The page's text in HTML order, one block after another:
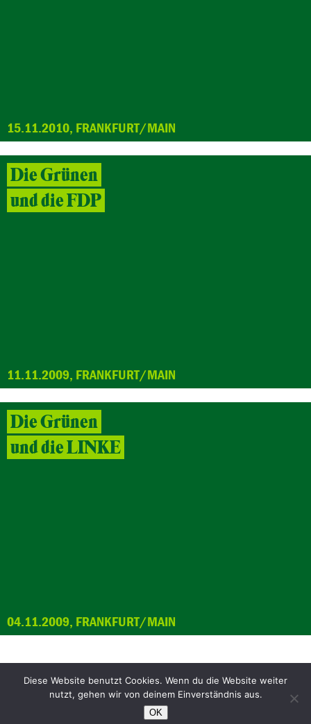
15.11.2010, FRANKFURT/MAIN
Die Grünen
und die FDP
11.11.2009, FRANKFURT/MAIN
Die Grünen
und die LINKE
04.11.2009, FRANKFURT/MAIN
Facebook
Bluesky
Instagram
Diese Website benutzt Cookies. Wenn du die Website weiter
nutzt, gehen wir von deinem Einverständnis aus.
OK